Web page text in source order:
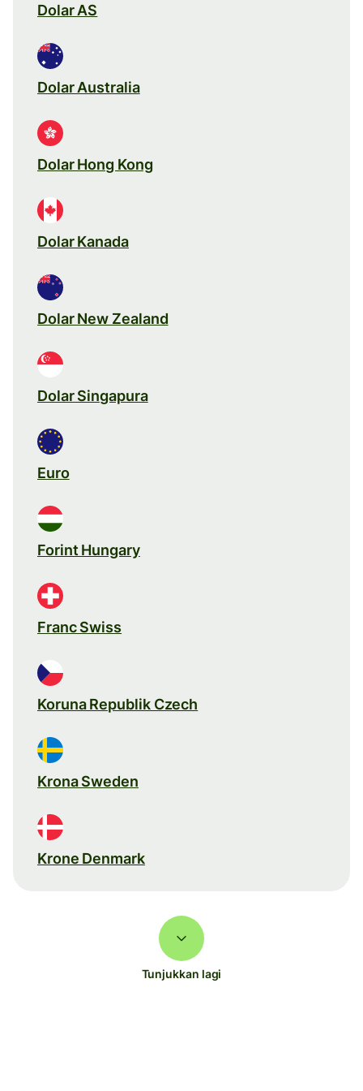
Dolar AS
Dolar Australia
Dolar Hong Kong
Dolar Kanada
Dolar New Zealand
Dolar Singapura
Euro
Forint Hungary
Franc Swiss
Koruna Republik Czech
Krona Sweden
Krone Denmark
Tunjukkan lagi